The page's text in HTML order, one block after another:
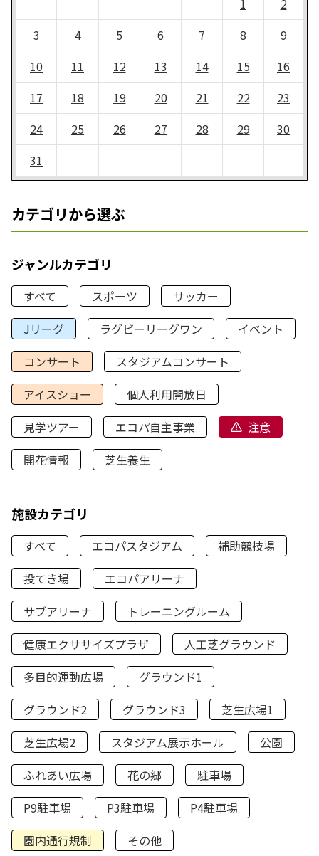
3
4 5 6 7 8
9
10
11 12 13 14 15
16
17
18 19 20 21 22
23
24
25 26 27 28 29
30
31
カテゴリから選ぶ
ジャンルカテゴリ
すべて スポーツ
サッカー
Jリーグ
ラグビーリーグワン
イベント
コンサート
スタジアムコンサート
アイスショー
個人利用開放日
見学ツアー
エコパ自主事業
注意
開花情報
芝生養生
施設カテゴリ
すべて エコパスタジアム
補助競技場
投てき場
エコパアリーナ
サブアリーナ
トレーニングルーム
健康エクササイズプラザ
人工芝グラウンド
多目的運動広場
グラウンド1
グラウンド2
グラウンド3
芝生広場1
芝生広場2
スタジアム展示ホール
公園
ふれあい広場
花の郷
駐車場
P9駐車場
P3駐車場
P4駐車場
園内通行規制
その他